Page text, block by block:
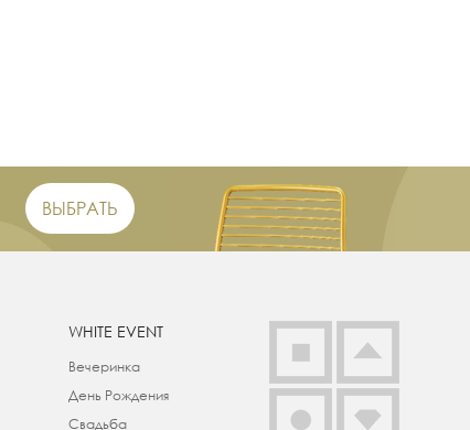
ВЫБРАТЬ
WHITE EVENT
Вечеринка
День Рождения
Свадьба